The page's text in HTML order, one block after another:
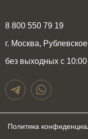
8 800 550 79 19
г. Москва,
без выходных с
Политика